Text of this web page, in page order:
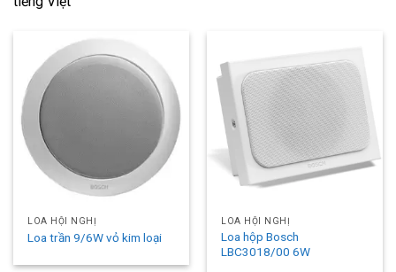
LOA HỘI NGHỊ
Loa trần 9/6W vỏ kim loại
LOA HỘI NGHỊ
Loa hộp Bosch
LBC3018/00 6W